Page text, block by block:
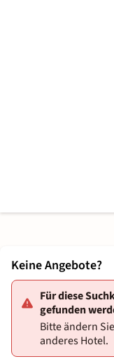
Keine Angebote?
Für diese
gefunden
Bitte ändern
anderes Hotel.